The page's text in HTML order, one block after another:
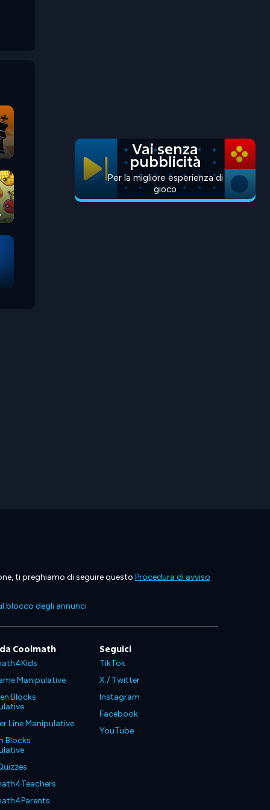
Vai senza
pubblicità
Per la migliore esperienza di
gioco
ti preghiamo di seguire questo Procedura di avviso
blocco degli annunci
Coolmath
Manipulative
Blocks
Line Manipulative
Blocks
Seguici
TikTok
X / Twitter
Instagram
Facebook
YouTube